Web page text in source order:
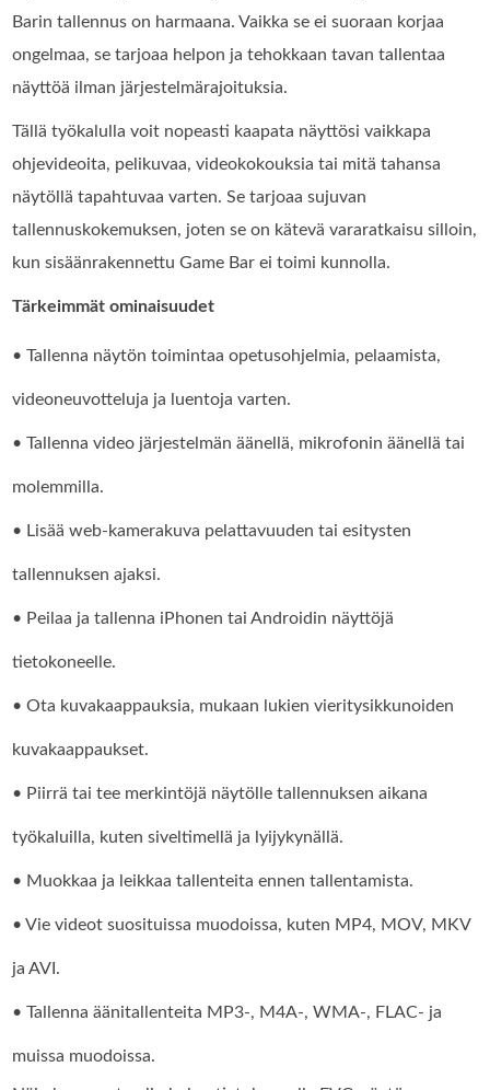
Barin tallennus on harmaana. Vaikka se ei suoraan korjaa
ongelmaa, se tarjoaa helpon ja tehokkaan tavan tallentaa
näyttöä ilman järjestelmärajoituksia.
Tällä työkalulla voit nopeasti kaapata näyttösi vaikkapa
ohjevideoita, pelikuvaa, videokokouksia tai mitä tahansa
näytöllä tapahtuvaa varten. Se tarjoaa sujuvan
tallennuskokemuksen, joten se on kätevä vararatkaisu silloin,
kun sisäänrakennettu Game Bar ei toimi kunnolla.
Tärkeimmät ominaisuudet
• Tallenna näytön toimintaa opetusohjelmia, pelaamista,
videoneuvotteluja ja luentoja varten.
• Tallenna video järjestelmän äänellä, mikrofonin äänellä tai
molemmilla.
• Lisää web-kamerakuva pelattavuuden tai esitysten
tallennuksen ajaksi.
• Peilaa ja tallenna iPhonen tai Androidin näyttöjä
tietokoneelle.
• Ota kuvakaappauksia, mukaan lukien vieritysikkunoiden
kuvakaappaukset.
• Piirrä tai tee merkintöjä näytölle tallennuksen aikana
työkaluilla, kuten siveltimellä ja lyijykynällä.
• Muokkaa ja leikkaa tallenteita ennen tallentamista.
• Vie videot suosituissa muodoissa, kuten MP4, MOV, MKV
ja AVI.
• Tallenna äänitallenteita MP3-, M4A-, WMA-, FLAC- ja
muissa muodoissa.